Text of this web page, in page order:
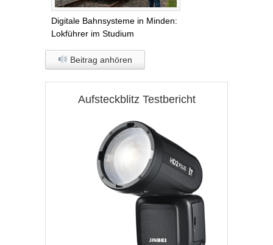
Digitale Bahnsysteme in Minden:
Lokführer im Studium
Beitrag anhören
Aufsteckblitz Testbericht